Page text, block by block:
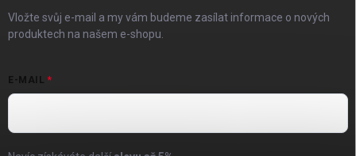
Vložte svůj e-mail a my vám budeme zasílat informace o nových
produktech na našem e-shopu.
E-MAIL